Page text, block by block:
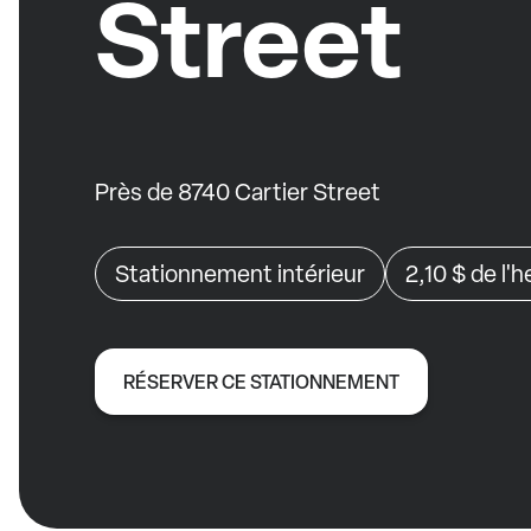
Street
Près de 8740 Cartier Street
Stationnement intérieur 2,10 $de
RÉSERVER CE STATIONNEMENT